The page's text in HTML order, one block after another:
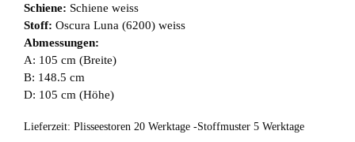
Schiene: Schiene weiss
Stoff: Oscura Luna (6200) weiss
Abmessungen:
A: 105 cm (Breite)
B: 148.5 cm
D: 105 cm (Höhe)
Lieferzeit: Plisseestoren 20 Werktage -Stoffmuster 5 Werktage